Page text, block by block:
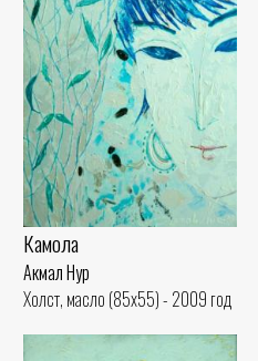
Камола
Акмал Нур
Холст, масло (85x55) - 2009 год